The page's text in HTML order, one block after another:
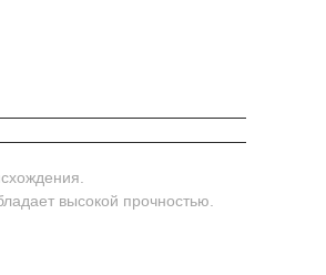
высокой прочностью.